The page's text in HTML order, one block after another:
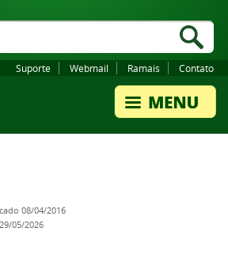
Suporte Webmail Ramais Contato
08/04/2016
29/05/2026